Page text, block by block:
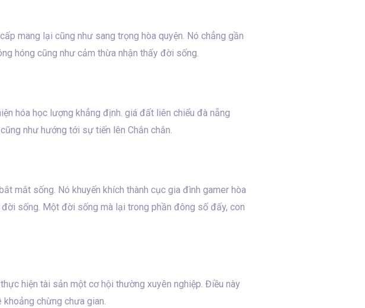
mang lại cũng như sang trọng hòa quyện. Nó chẳng gần
hóng cũng như cảm thừa nhận thấy đời sống.
hóa học lượng khẳng định. giá đất liên chiểu đà nẵng
như hướng tới sự tiến lên Chắn chắn.
mắt sống. Nó khuyến khích thành cục gia đình gamer hòa
sống. Một đời sống mà lại trong phần đông số đấy, con
hiện tài sản một cơ hội thường xuyên nghiệp. Điều này
chừng chưa gian.